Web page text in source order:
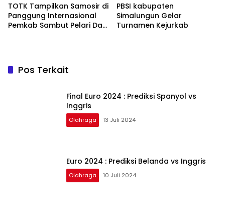
TOTK Tampilkan Samosir di
Panggung Internasional
Pemkab Sambut Pelari Dari
PBSI kabupaten
Simalungun Gelar
Turnamen Kejurkab
Pos Terkait
Final Euro 2024 : Prediksi Spanyol vs
Inggris
Olahraga 13 Juli 2024
Euro 2024 : Prediksi Belanda vs Inggris
Olahraga 10 Juli 2024